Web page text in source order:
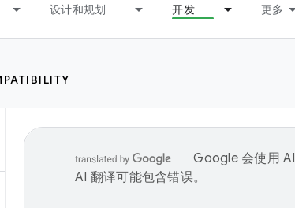
设计和规划 开发 更多
Google 会使用
AI 翻译可能包含错误。